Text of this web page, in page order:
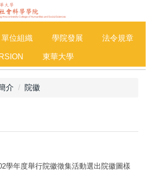
單位組織 學院發展 法令規章
東華大學
介 院徽
學年度舉行院徽徵集活動選出院徽圖樣